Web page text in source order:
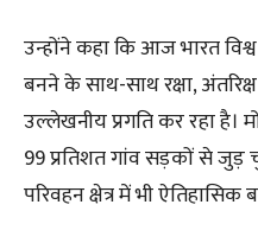
उन्होंने कहा कि आज भारत
बनने के साथ-साथ रक्षा,
उल्लेखनीय प्रगति कर रहा
99 प्रतिशत गांव सड़कों से जुड़
परिवहन क्षेत्र में भी